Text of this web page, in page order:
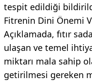
tespit edildiği
Fitrenin Dini Önemi
Açıklamada, fıtır
ulaşan ve temel
miktarı mala sahip
getirilmesi gereken